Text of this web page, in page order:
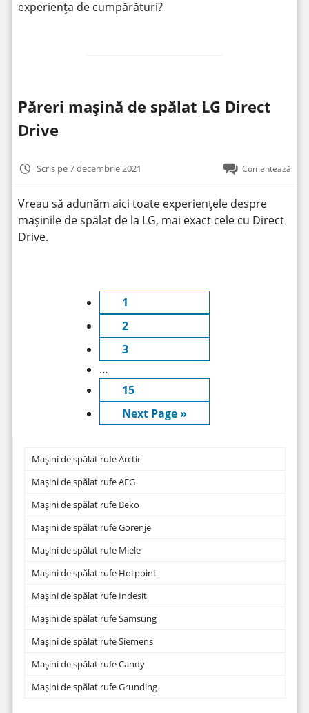
experiența de cumpărături?
Păreri mașină de spălat LG Direct
Drive
Scris pe 7 decembrie 2021 Comentează
Vreau să adunăm aici toate experiențele despre
mașinile de spălat de la LG, mai exact cele cu Direct
Drive.
1
2
3
…
15
Next Page »
Mașini de spălat rufe Arctic
Mașini de spălat rufe AEG
Mașini de spălat rufe Beko
Mașini de spălat rufe Gorenje
Mașini de spălat rufe Miele
Mașini de spălat rufe Hotpoint
Mașini de spălat rufe Indesit
Mașini de spălat rufe Samsung
Mașini de spălat rufe Siemens
Mașini de spălat rufe Candy
Mașini de spălat rufe Grunding